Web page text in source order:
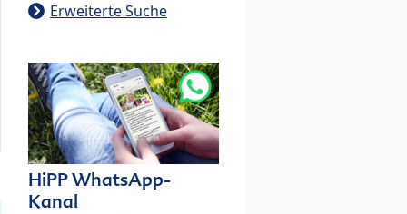
Erweiterte Suche
HiPP WhatsApp-
Kanal